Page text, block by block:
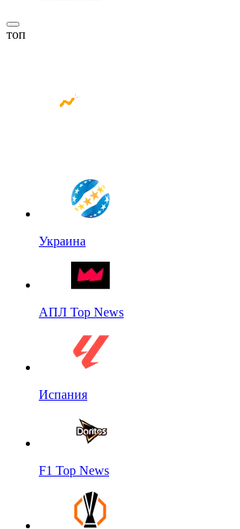
топ
Украина
АПЛ Top News
Испания
F1 Top News